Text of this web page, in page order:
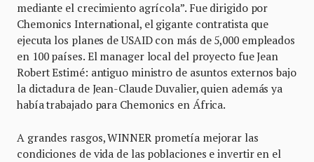
mediante el crecimiento agrícola”. Fue dirigido por
Chemonics International, el gigante contratista que
ejecuta los planes de USAID con más de 5,000 empleados
en 100 países. El manager local del proyecto fue Jean
Robert Estimé: antiguo ministro de asuntos externos bajo
la dictadura de Jean-Claude Duvalier, quien además ya
había trabajado para Chemonics en África.
A grandes rasgos, WINNER prometía mejorar las
condiciones de vida de las poblaciones e invertir en el